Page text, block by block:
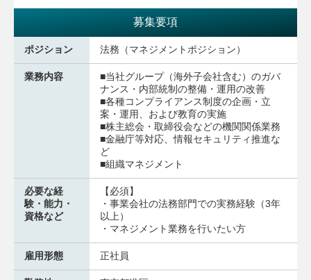
募集要項
ポジション 法務（マネジメントポジション）
業務内容
■当社グループ（海外子会社含む）のガバ
ナンス・内部統制の整備・運用の改善
■各種コンプライアンス制度の企画・立
案・運用、および教育の実施
■株主総会・取締役会などの機関関係業務
■金融庁等対応、情報セキュリティ推進な
ど
■組織マネジメント
必要な経
験・能力・
資格など
【必須】
・事業会社の法務部門での実務経験（3年
以上）
・マネジメント業務を行いたい方
雇用形態 正社員